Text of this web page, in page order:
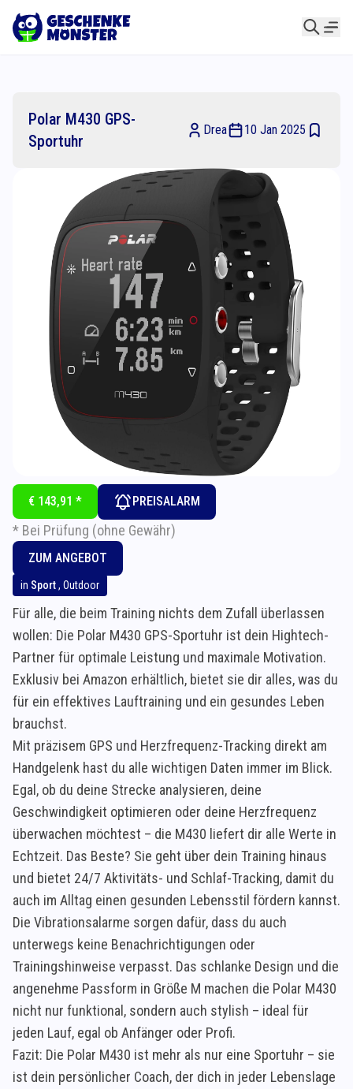
Polar M430 GPS-
Sportuhr
Drea 10 Jan 2025
€ 143,91 * PREISALARM
* Bei Prüfung (ohne Gewähr)
ZUM ANGEBOT
in Sport, Outdoor
Für alle, die beim Training nichts dem Zufall überlassen
wollen: Die Polar M430 GPS-Sportuhr ist dein Hightech-
Partner für optimale Leistung und maximale Motivation.
Exklusiv bei Amazon erhältlich, bietet sie dir alles, was du
für ein effektives Lauftraining und ein gesundes Leben
brauchst.
Mit präzisem GPS und Herzfrequenz-Tracking direkt am
Handgelenk hast du alle wichtigen Daten immer im Blick.
Egal, ob du deine Strecke analysieren, deine
Geschwindigkeit optimieren oder deine Herzfrequenz
überwachen möchtest – die M430 liefert dir alle Werte in
Echtzeit. Das Beste? Sie geht über dein Training hinaus
und bietet 24/7 Aktivitäts- und Schlaf-Tracking, damit du
auch im Alltag einen gesunden Lebensstil fördern kannst.
Die Vibrationsalarme sorgen dafür, dass du auch
unterwegs keine Benachrichtigungen oder
Trainingshinweise verpasst. Das schlanke Design und die
angenehme Passform in Größe M machen die Polar M430
nicht nur funktional, sondern auch stylish – ideal für
jeden Lauf, egal ob Anfänger oder Profi.
Fazit: Die Polar M430 ist mehr als nur eine Sportuhr – sie
ist dein persönlicher Coach, der dich in jeder Lebenslage